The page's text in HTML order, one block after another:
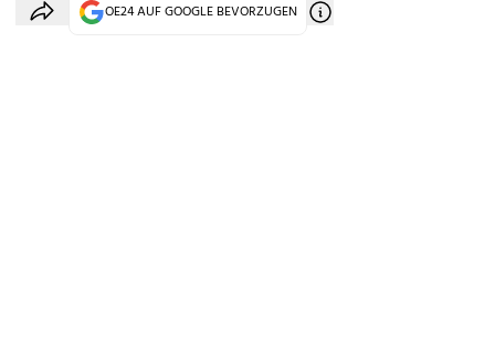
OE24 AUF GOOGLE BEVORZUGEN